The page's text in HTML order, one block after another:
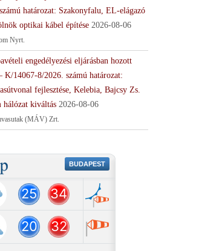
határozat: Szakonyfalu, EL-elágazó
optikai kábel építése 2026-08-06
Nyrt.
engedélyezési eljárásban hozott
K/14067-8/2026. számú határozat:
fejlesztése, Kelebia, Bajcsy Zs.
hálózat kiváltás 2026-08-06
(MÁV) Zrt.